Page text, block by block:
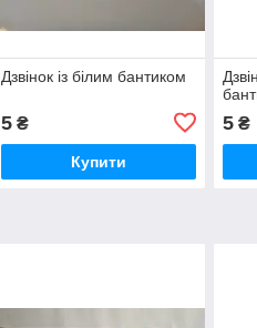
Дзвінок із білим бантиком
5₴
Купити
5 ₴